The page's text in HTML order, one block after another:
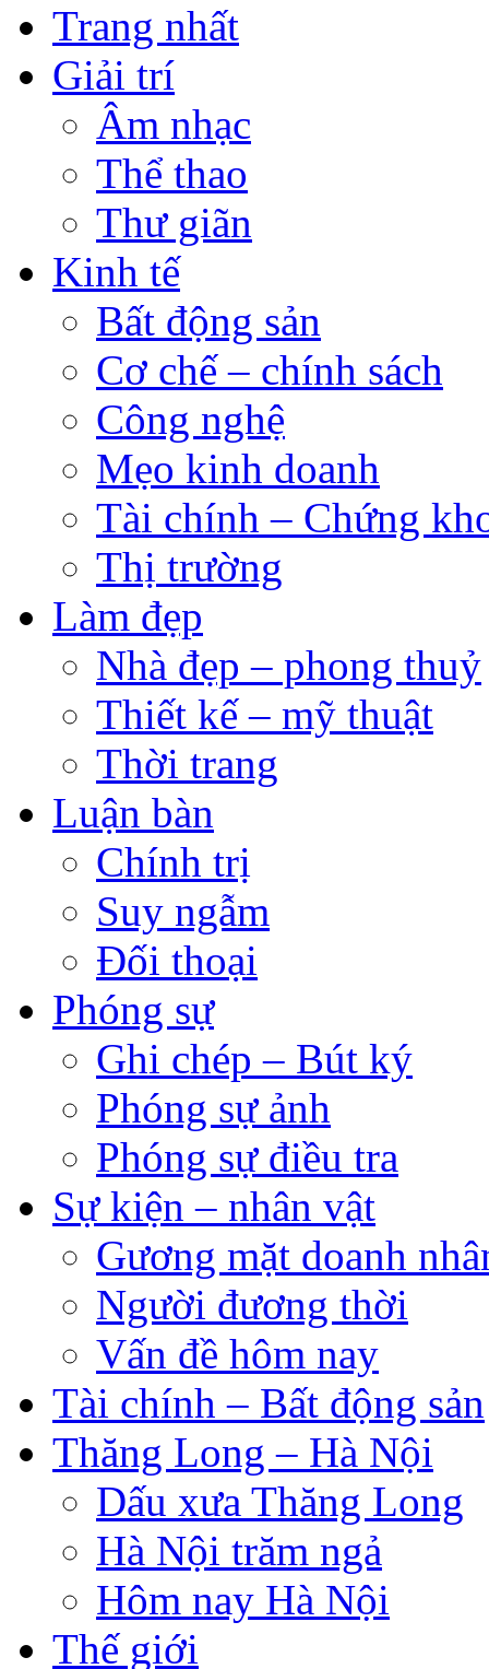
Trang nhất
Giải trí
Âm nhạc
Thể thao
Thư giãn
Kinh tế
Bất động sản
Cơ chế – chính sách
Công nghệ
Mẹo kinh doanh
Tài chính – Chứng
Thị trường
Làm đẹp
Nhà đẹp – phong thuỷ
Thiết kế – mỹ thuật
Thời trang
Luận bàn
Chính trị
Suy ngẫm
Đối thoại
Phóng sự
Ghi chép – Bút ký
Phóng sự ảnh
Phóng sự điều tra
Sự kiện – nhân vật
Gương mặt doanh
Người đương thời
Vấn đề hôm nay
Tài chính – Bất động sản
Thăng Long – Hà Nội
Dấu xưa Thăng Long
Hà Nội trăm ngả
Hôm nay Hà Nội
Thế giới